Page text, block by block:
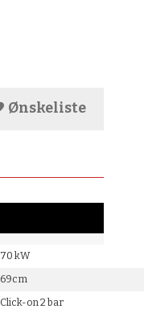
Ønskeliste
70 kW
69cm
Click-on 2 bar